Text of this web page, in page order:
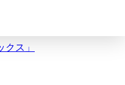
ス」